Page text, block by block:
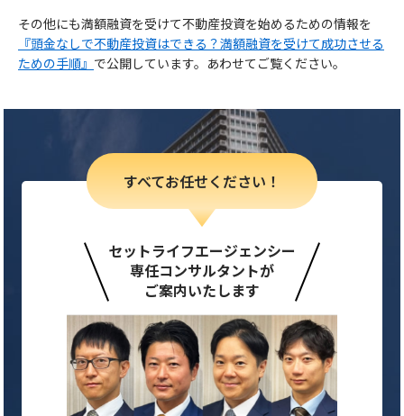
その他にも満額融資を受けて不動産投資を始めるための情報を
『頭金なしで不動産投資はできる？満額融資を受けて成功させる
ための手順』 で公開しています。あわせてご覧ください。
すべてお任せください！
セットライフエージェンシー
専任コンサルタントが
ご案内いたします